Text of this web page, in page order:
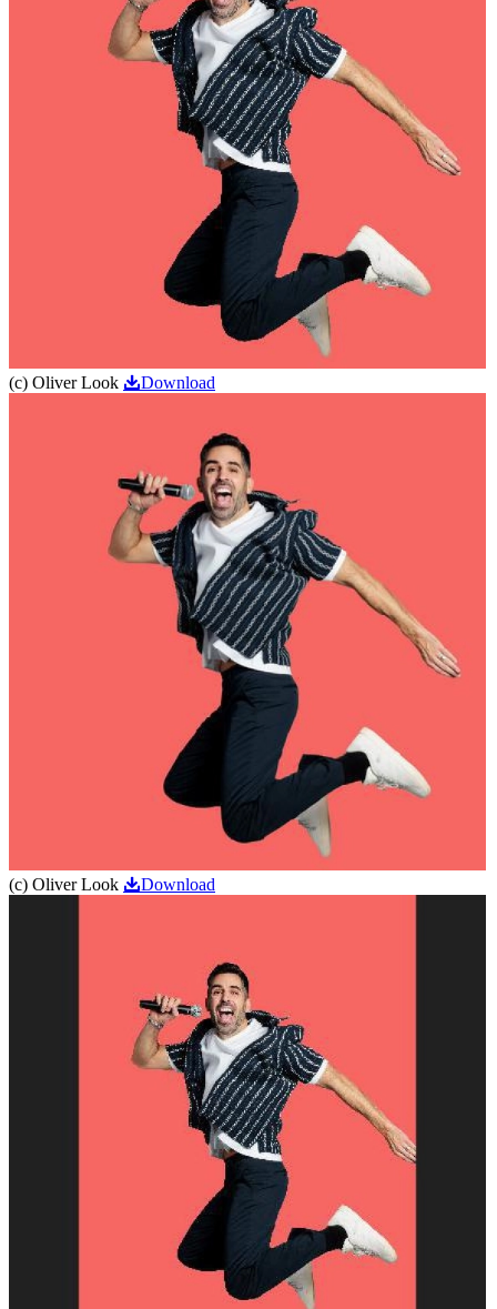
(c) Oliver Look Download
(c) Oliver Look Download